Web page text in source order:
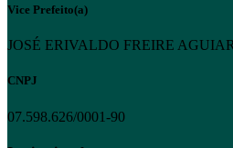
Vice Prefeito(a)
JOSÉ ERIVALDO FREIRE AGUIAR
CNPJ
07.598.626/0001-90